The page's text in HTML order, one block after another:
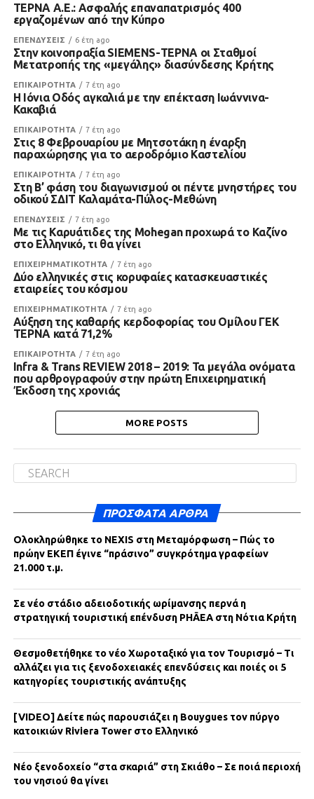
ΤΕΡΝΑ Α.Ε.: Ασφαλής επαναπατρισμός 400
εργαζομένων από την Κύπρο
ΕΠΕΝΔΥΣΕΙΣ 6 έτη ago
Στην κοινοπραξία SIEMENS-ΤΕΡΝΑ οι Σταθμοί
Μετατροπής της «μεγάλης» διασύνδεσης Κρήτης
ΕΠΙΚΑΙΡΟΤΗΤΑ 7 έτη ago
H Ιόνια Οδός αγκαλιά με την επέκταση Ιωάννινα-
Κακαβιά
ΕΠΙΚΑΙΡΟΤΗΤΑ 7 έτη ago
Στις 8 Φεβρουαρίου με Μητσοτάκη η έναρξη
παραχώρησης για το αεροδρόμιο Καστελίου
ΕΠΙΚΑΙΡΟΤΗΤΑ 7 έτη ago
Στη Β’ φάση του διαγωνισμού οι πέντε μνηστήρες του
οδικού ΣΔΙΤ Καλαμάτα-Πύλος-Μεθώνη
ΕΠΕΝΔΥΣΕΙΣ 7 έτη ago
Με τις Καρυάτιδες της Mohegan προχωρά το Καζίνο
στο Ελληνικό, τι θα γίνει
ΕΠΙΧΕΙΡΗΜΑΤΙΚΟΤΗΤΑ 7 έτη ago
Δύο ελληνικές στις κορυφαίες κατασκευαστικές
εταιρείες του κόσμου
ΕΠΙΧΕΙΡΗΜΑΤΙΚΟΤΗΤΑ 7 έτη ago
Aύξηση της καθαρής κερδοφορίας του Ομίλου ΓΕΚ
ΤΕΡΝΑ κατά 71,2%
ΕΠΙΚΑΙΡΟΤΗΤΑ 7 έτη ago
Infra & Trans REVIEW 2018 – 2019: Τα μεγάλα ονόματα
που αρθρογραφούν στην πρώτη Επιχειρηματική
Έκδοση της χρονιάς
MORE POSTS
ΠΡΌΣΦΑΤΑ ΆΡΘΡΑ
Ολοκληρώθηκε το NEXIS στη Μεταμόρφωση – Πώς το
πρώην ΕΚΕΠ έγινε “πράσινο” συγκρότημα γραφείων
21.000 τ.μ.
Σε νέο στάδιο αδειοδοτικής ωρίμανσης περνά η
στρατηγική τουριστική επένδυση PHĀEA στη Νότια Κρήτη
Θεσμοθετήθηκε το νέο Χωροταξικό για τον Τουρισμό – Τι
αλλάζει για τις ξενοδοχειακές επενδύσεις και ποιές οι 5
κατηγορίες τουριστικής ανάπτυξης
[VIDEO] Δείτε πώς παρουσιάζει η Bouygues τον πύργο
κατοικιών Riviera Tower στο Ελληνικό
Νέο ξενοδοχείο “στα σκαριά” στη Σκιάθο – Σε ποιά περιοχή
του νησιού θα γίνει